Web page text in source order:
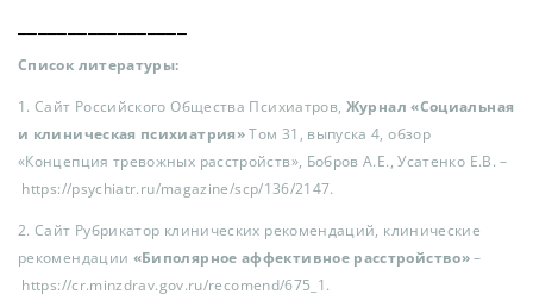
Список литературы:
1. Сайт Российского Общества Психиатров, Журнал «Социальная
и клиническая психиатрия»Том 31, выпуска 4, обзор
«Концепция тревожных расстройств», Бобров А.Е., Усатенко Е.В. –
https://psychiatr.ru/magazine/scp/136/2147.
2. Сайт Рубрикатор клинических рекомендаций, клинические
рекомендации «Биполярное аффективное расстройство»–
https://cr.minzdrav.gov.ru/recomend/675_1.